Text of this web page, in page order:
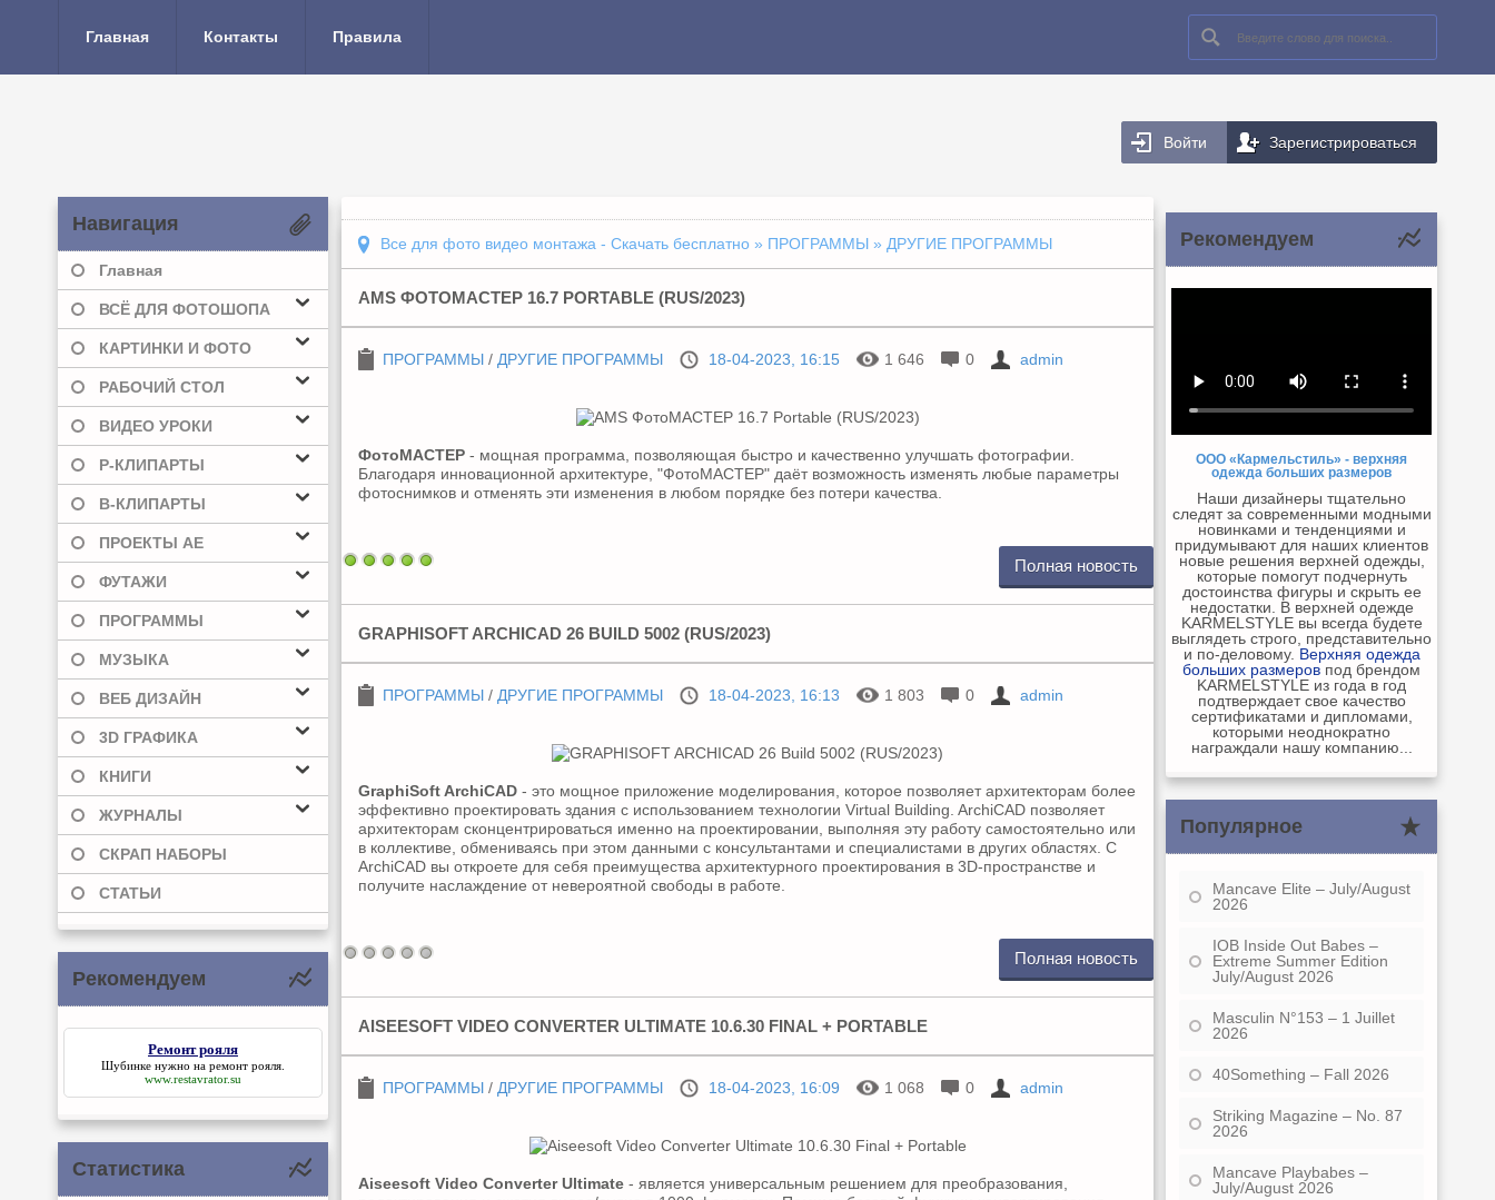
Главная Контакты Правила
Войти Зарегистрироваться
Навигация
Главная
ВСЁ ДЛЯ ФОТОШОПА
КАРТИНКИ И ФОТО
РАБОЧИЙ СТОЛ
ВИДЕО УРОКИ
Р-КЛИПАРТЫ
В-КЛИПАРТЫ
ПРОЕКТЫ AE
ФУТАЖИ
ПРОГРАММЫ
МУЗЫКА
ВЕБ ДИЗАЙН
3D ГРАФИКА
КНИГИ
ЖУРНАЛЫ
СКРАП НАБОРЫ
СТАТЬИ
Рекомендуем
Ремонт рояля
Шубинке нужно на ремонт рояля
www.restavrator.su
Статистика
Все для фото видео монтажа - Скачать бесплатно » ПРОГРАММЫ » ДРУГИЕ ПРОГРАММЫ
AMS ФОТОМАСТЕР 16.7 PORTABLE (RUS/2023)
ПРОГРАММЫ / ДРУГИЕ ПРОГРАММЫ 18-04-2023, 16:15 1 646 0 admin
ФотоМАСТЕР - мощная программа, позволяющая быстро и качественно улучшать фотографии.
Благодаря инновационной архитектуре, "ФотоМАСТЕР" даёт возможность изменять любые параметры
фотоснимков и отменять эти изменения в любом порядке без потери качества.
Полная новость
GRAPHISOFT ARCHICAD 26 BUILD 5002 (RUS/2023)
ПРОГРАММЫ / ДРУГИЕ ПРОГРАММЫ 18-04-2023, 16:13 1 803 0 admin
GraphiSoft ArchiCAD - это мощное приложение моделирования, которое позволяет архитекторам более
эффективно проектировать здания с использованием технологии Virtual Building. ArchiCAD позволяет
архитекторам сконцентрироваться именно на проектировании, выполняя эту работу самостоятельно или
в коллективе, обмениваясь при этом данными с консультантами и специалистами в других областях. С
ArchiCAD вы откроете для себя преимущества архитектурного проектирования в 3D-пространстве и
получите наслаждение от невероятной свободы в работе.
Полная новость
AISEESOFT VIDEO CONVERTER ULTIMATE 10.6.30 FINAL + PORTABLE
ПРОГРАММЫ / ДРУГИЕ ПРОГРАММЫ 18-04-2023, 16:09 1 068 0 admin
Aiseesoft Video Converter Ultimate - является универсальным решением для преобразования,
Рекомендуем
ООО «Кармельстиль» - верхняя
одежда больших размеров
Наши дизайнеры тщательно
следят за современными модными
новинками и тенденциями и
придумывают для наших клиентов
новые решения верхней одежды,
которые помогут подчернуть
достоинства фигуры и скрыть ее
недостатки. В верхней одежде
KARMELSTYLE вы всегда будете
выглядеть строго, представительно
и по-деловому. Верхняя одежда
больших размеров под брендом
KARMELSTYLE из года в год
подтверждает свое качество
сертификатами и дипломами,
которыми неоднократно
награждали нашу компанию...
Популярное
Mancave Elite – July/August
2026
IOB Inside Out Babes –
Extreme Summer Edition
July/August 2026
Masculin N°153 – 1 Juillet
2026
40Something – Fall 2026
Striking Magazine – No. 87
2026
Mancave Playbabes –
July/August 2026